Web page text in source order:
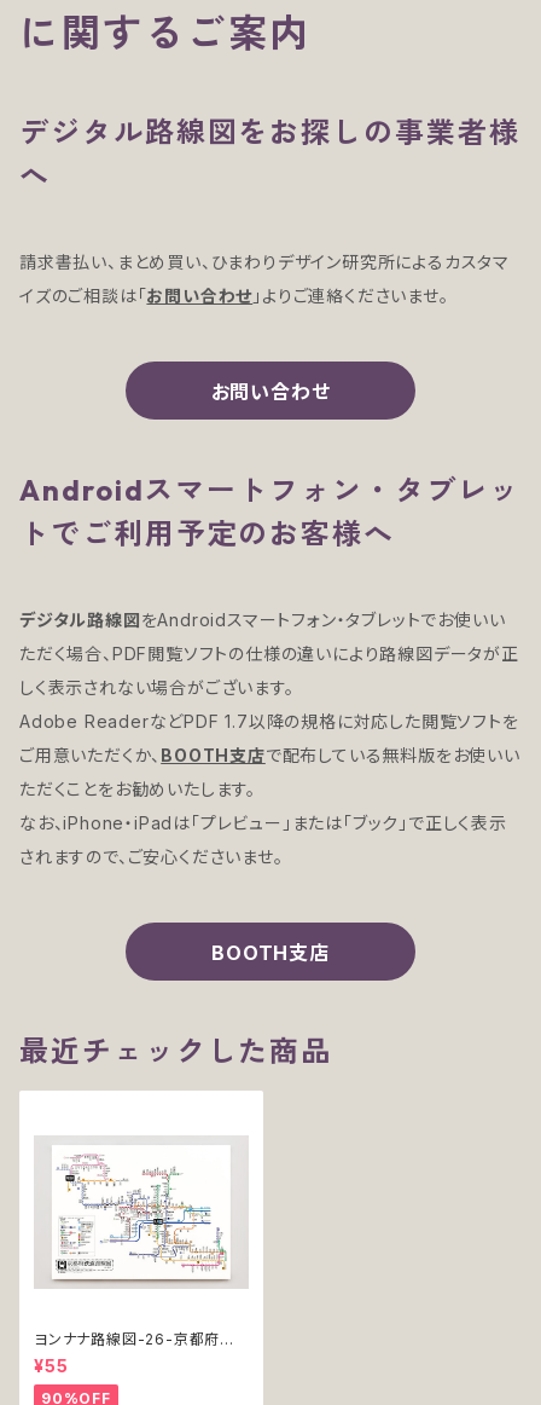
に関するご案内
デジタル路線図をお探しの事業者様
へ
請求書払い、まとめ買い、ひまわりデザイン研究所によるカスタマ
イズのご相談は「お問い合わせ 」よりご連絡くださいませ。
お問い合わせ
Androidスマートフォン・タブレッ
トでご利用予定のお客様へ
デジタル路線図をAndroidスマートフォン・タブレットでお使いい
ただく場合、PDF閲覧ソフトの仕様の違いにより路線図データが正
しく表示されない場合がございます。
Adobe ReaderなどPDF 1.7以降の規格に対応した閲覧ソフトを
ご用意いただくか、 BOOTH支店で配布している無料版をお使いい
ただくことをお勧めいたします。
なお、iPhone・iPadは「プレビュー」または「ブック」で正しく表示
されますので、ご安心くださいませ。
BOOTH支店
最近チェックした商品
ヨンナナ路線図-26-京都府の
鉄道（Kyoto / ミニポスター / 2
018）
¥55
90%OFF